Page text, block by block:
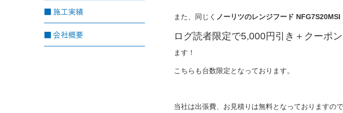
施工実績
会社概要
また、同じく ノーリツのレンジフード NFG7S20MSI
ログ読者限定で5,000円引き＋クーポ
ます！
こちらも台数限定となっております。
当社は出張費、お見積りは無料となっておりますの